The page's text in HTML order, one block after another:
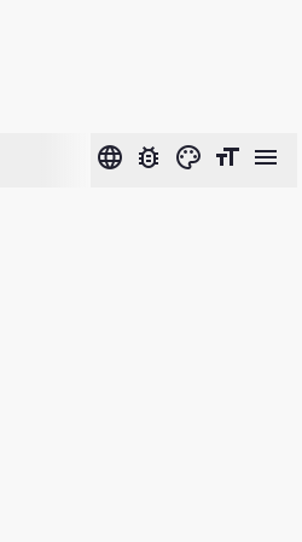
language bug_report color_lens format_size menu